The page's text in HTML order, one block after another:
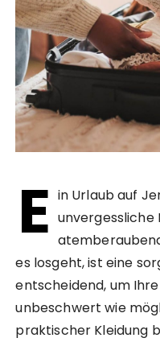
E in Urlaub auf
es losgeht, ist eine
entscheidend, um
unbeschwert wie
praktischer Kleidung